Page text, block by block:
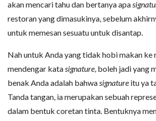
akan mencari tahu dan bertanya apa
restoran yang dimasukinya, sebelum
untuk memesan sesuatu untuk disantap.
Nah untuk Anda yang tidak hobi makan
mendengar katasignature, boleh jadi yang
benak Anda adalah bahwasignature itu ya
Tanda tangan, ia merupakan sebuah
dalam bentuk coretan tinta. Bentuknya